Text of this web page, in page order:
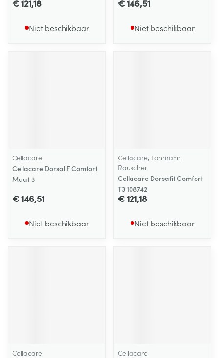
€ 121,18
Niet beschikbaar
€ 146,51
Niet beschikbaar
Cellacare
Cellacare Dorsal F Comfort
Maat 3
€ 146,51
Niet beschikbaar
Cellacare, Lohmann
Rauscher
Cellacare Dorsafit Comfort
T3 108742
€ 121,18
Niet beschikbaar
Cellacare
Cellacare